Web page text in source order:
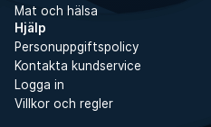
Mat och hälsa
Hjälp
Personuppgiftspolicy
Kontakta kundservice
Logga in
Villkor och regler